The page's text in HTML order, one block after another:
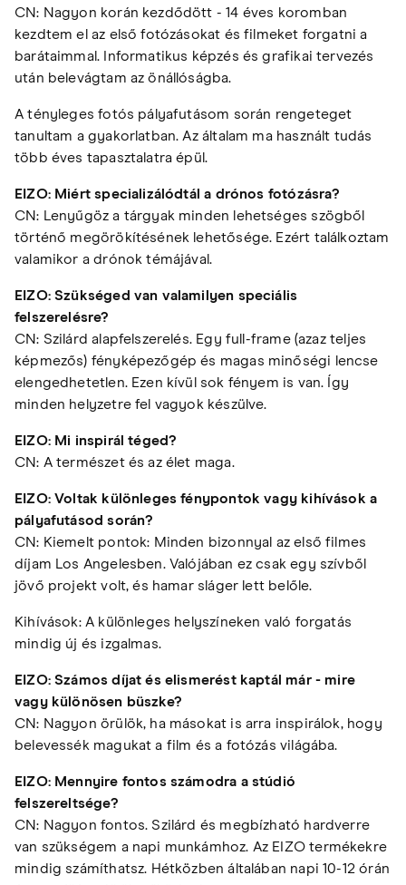
CN: Nagyon korán kezdődött - 14 éves koromban
kezdtem el az első fotózásokat és filmeket forgatni a
barátaimmal. Informatikus képzés és grafikai tervezés
után belevágtam az önállóságba.
A tényleges fotós pályafutásom során rengeteget
tanultam a gyakorlatban. Az általam ma használt tudás
több éves tapasztalatra épül.
EIZO: Miért specializálódtál a drónos fotózásra?
CN: Lenyűgöz a tárgyak minden lehetséges szögből
történő megörökítésének lehetősége. Ezért találkoztam
valamikor a drónok témájával.
EIZO: Szükséged van valamilyen speciális
felszerelésre?
CN: Szilárd alapfelszerelés. Egy full-frame (azaz teljes
képmezős) fényképezőgép és magas minőségi lencse
elengedhetetlen. Ezen kívül sok fényem is van. Így
minden helyzetre fel vagyok készülve.
EIZO: Mi inspirál téged?
CN: A természet és az élet maga.
EIZO: Voltak különleges fénypontok vagy kihívások a
pályafutásod során?
CN: Kiemelt pontok: Minden bizonnyal az első filmes
díjam Los Angelesben. Valójában ez csak egy szívből
jövő projekt volt, és hamar sláger lett belőle.
Kihívások: A különleges helyszíneken való forgatás
mindig új és izgalmas.
EIZO: Számos díjat és elismerést kaptál már - mire
vagy különösen büszke?
CN: Nagyon örülök, ha másokat is arra inspirálok, hogy
belevessék magukat a film és a fotózás világába.
EIZO: Mennyire fontos számodra a stúdió
felszereltsége?
CN: Nagyon fontos. Szilárd és megbízható hardverre
van szükségem a napi munkámhoz. Az EIZO termékekre
mindig számíthatsz. Hétközben általában napi 10-12 órán